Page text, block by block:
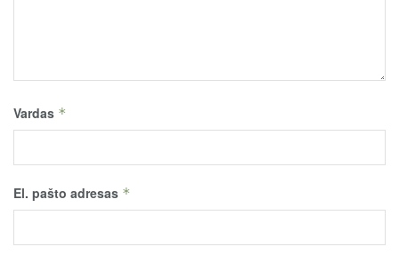
Vardas *
El. pašto adresas *